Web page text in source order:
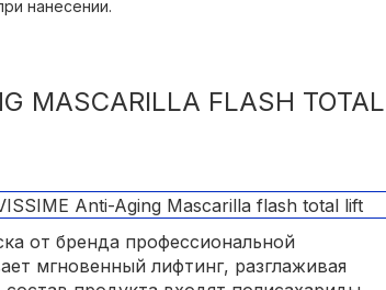
нанесении.
MASCARILLA FLASH TOTAL
от бренда профессиональной
мгновенный лифтинг, разглаживая